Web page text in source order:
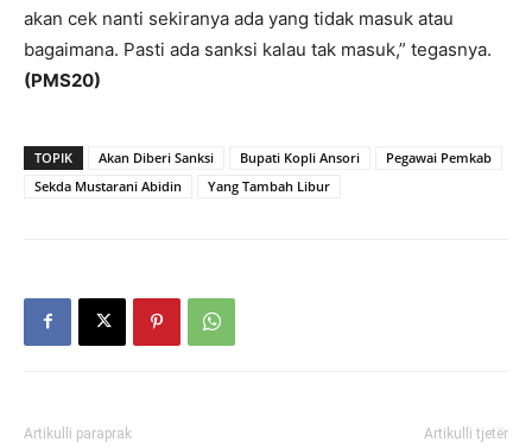
akan cek nanti sekiranya ada yang tidak masuk atau
bagaimana. Pasti ada sanksi kalau tak masuk,” tegasnya.
(PMS20)
TOPIK Akan Diberi Sanksi Bupati Kopli Ansori
Pegawai Pemkab
Sekda Mustarani Abidin
Yang Tambah Libur
Artikulli paraprak Artikulli tjetër